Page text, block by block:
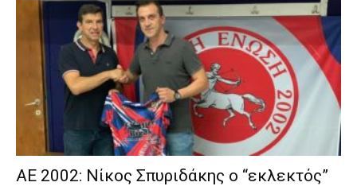
ΑΕ 2002: Νίκος Σπυριδάκης ο “εκλεκτός”